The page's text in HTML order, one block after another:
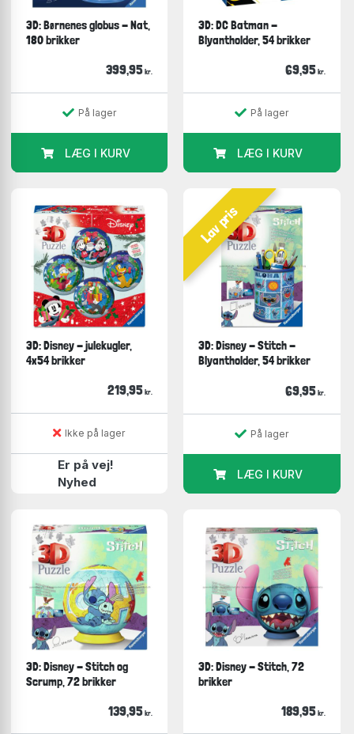
3D: Børnenes globus - Nat,
180 brikker
399,95 kr.
På lager
LÆG I KURV
3D: DC Batman -
Blyantholder, 54 brikker
69,95 kr.
På lager
LÆG I KURV
3D: Disney - julekugler,
4x54 brikker
219,95 kr.
Ikke på lager
Er på vej!
Nyhed
Lav pris
3D: Disney - Stitch -
Blyantholder, 54 brikker
69,95 kr.
På lager
LÆG I KURV
3D: Disney - Stitch og
Scrump, 72 brikker
139,95 kr.
3D: Disney - Stitch, 72
brikker
189,95 kr.